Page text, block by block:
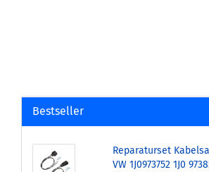
Bestseller
Reparaturset
VW 1J0973752 1J0